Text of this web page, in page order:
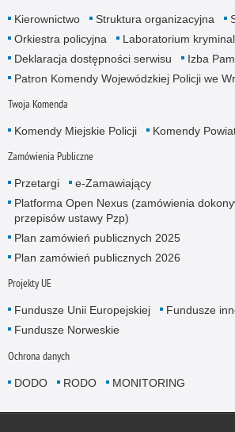
Kierownictwo Struktura organizacyjna
Orkiestra policyjna
Laboratorium
Deklaracja dostępności serwisu
Izba
Patron Komendy Wojewódzkiej Policji we
Twoja Komenda
Komendy Miejskie Policji Komendy
Zamówienia Publiczne
Przetargi
e-Zamawiający
Platforma Open Nexus (zamówienia
przepisów ustawy Pzp)
Plan zamówień publicznych 2025
Plan zamówień publicznych 2026
Projekty UE
Fundusze Unii Europejskiej
Fundusze
Fundusze Norweskie
Ochrona danych
DODO RODO MONITORING